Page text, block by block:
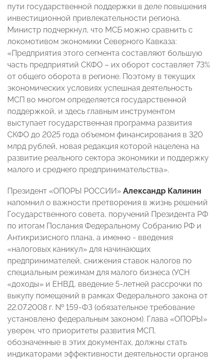
пути государственной поддержки в деле повышения
инвестиционной привлекательности региона.
Министр подчеркнул, что МСБ можно сравнить с
локомотивом экономики Северного Кавказа:
«Предприятия этого сегмента составляют большую
часть предприятий СКФО – их оборот составляет 73%
от общего оборота в регионе. Поэтому в текущих
экономических условиях успешная деятельность
МСП во многом определяется государственной
поддержкой, и здесь главным инструментом
выступает государственная программа развития
СКФО до 2025 года объемом финансирования в 320
млрд рублей, новая редакция которой нацелена на
развитие реального сектора экономики и поддержку
малого и среднего предпринимательства».
Президент «ОПОРЫ РОССИИ» Александр Калинин
напомнил о важности претворения в жизнь решений
Государственного совета, поручений Президента РФ
по итогам Послания Федеральному Собранию РФ и
Антикризисного плана, а именно - введения
«налоговых каникул» для начинающих
предпринимателей, снижения ставок налогов по
специальным режимам для малого бизнеса (УСН
«доходы» и ЕНВД, введение 5-летней рассрочки по
выкупу помещений в рамках Федерального закона от
22.07.2008 г. № 159-ФЗ (обязательное требование
установлено федеральным законом). Глава «ОПОРЫ»
уверен, что приоритеты развития МСП,
обозначенные в этих документах, должны стать
индикаторами эффективности деятельности органов